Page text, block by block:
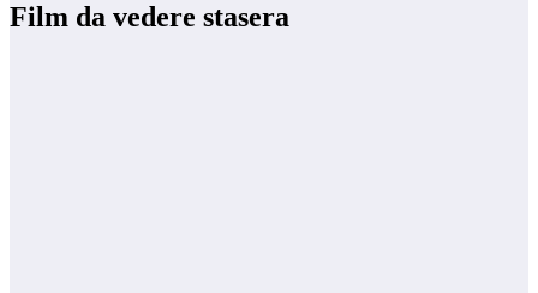
Film da vedere stasera